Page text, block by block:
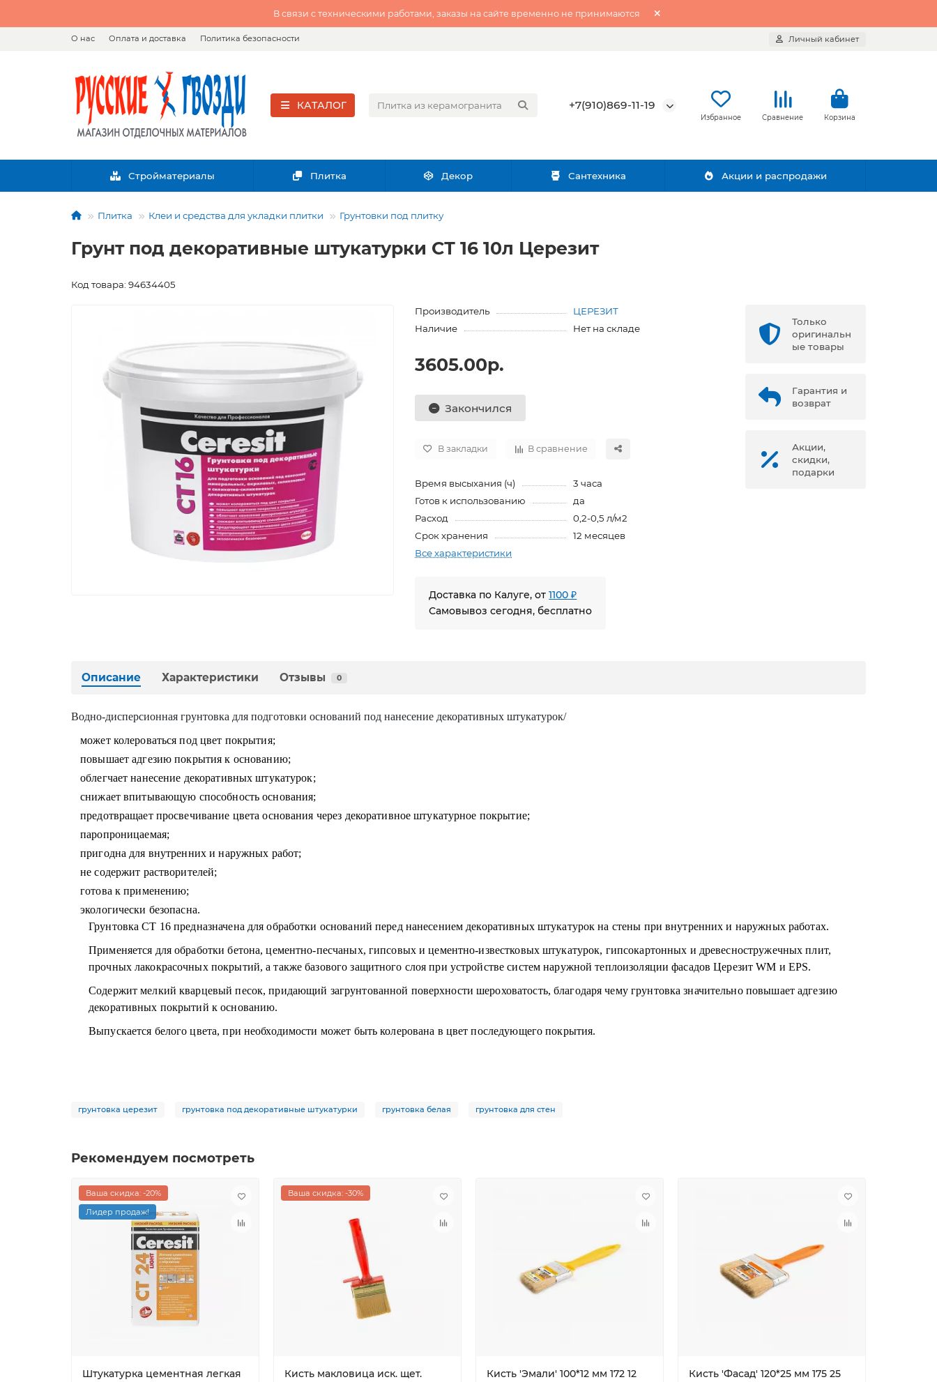
В связи с техническими работами, заказы на сайте временно не принимаются
О нас Оплата и доставка Политика безопасности Личный кабинет
КАТАЛОГ +7(910)869-11-19
Избранное Сравнение Корзина
Стройматериалы Плитка Декор Сантехника Акции и распродажи
Плитка Клеи и средства для укладки плитки Грунтовки под плитку
Грунт под декоративные штукатурки СТ 16 10л Церезит
Код товара: 94634405
Производитель
ЦЕРЕЗИТ
Наличие
Нет на складе
3605.00р.
Закончился
В закладки В сравнение
Время высыхания (ч)
3 часа
Готов к использованию
да
Расход
0,2-0,5 л/м2
Срок хранения
12 месяцев
Все характеристики
Доставка по Калуге, от1100 ₽
Самовывоз сегодня, бесплатно
Только
оригинальн
ые товары
Гарантия и
возврат
Акции,
скидки,
подарки
Описание Характеристики Отзывы 0
Водно-дисперсионная грунтовка для подготовки оснований под нанесение декоративных штукатурок/
может колероваться под цвет покрытия;
повышает адгезию покрытия к основанию;
облегчает нанесение декоративных штукатурок;
снижает впитывающую способность основания;
предотвращает просвечивание цвета основания через декоративное штукатурное покрытие;
паропроницаемая;
пригодна для внутренних и наружных работ;
не содержит растворителей;
готова к применению;
экологически безопасна.
Грунтовка CT 16 предназначена для обработки оснований перед нанесением декоративных штукатурок на стены при внутренних и наружных работах.
Применяется для обработки бетона, цементно-песчаных, гипсовых и цементно-известковых штукатурок, гипсокартонных и древесностружечных плит,
прочных лакокрасочных покрытий, а также базового защитного слоя при устройстве систем наружной теплоизоляции фасадов Церезит WM и EPS.
Содержит мелкий кварцевый песок, придающий загрунтованной поверхности шероховатость, благодаря чему грунтовка значительно повышает адгезию
декоративных покрытий к основанию.
Выпускается белого цвета, при необходимости может быть колерована в цвет последующего покрытия.
грунтовка церезит грунтовка под декоративные штукатурки грунтовка белая грунтовка для стен
Рекомендуем посмотреть
Ваша скидка: -20%
Лидер продаж!
Штукатурка цементная легкая
Ваша скидка: -30%
Кисть макловица иск. щет.
Кисть 'Эмали' 100*12 мм 172 12
Кисть 'Фасад' 120*25 мм 175 25